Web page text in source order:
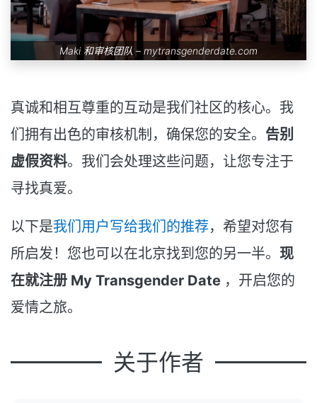
Maki 和审核团队 – mytransgenderdate.com
真诚和相互尊重的互动是我们社区的核心。我
们拥有出色的审核机制，确保您的安全。 告别
虚假资料。我们会处理这些问题，让您专注于
寻找真爱。
以下是我们用户写给我们的推荐，希望对您有
所启发！您也可以在北京找到您的另一半。 现
在就注册 My Transgender Date ，开启您的
爱情之旅。
关于作者